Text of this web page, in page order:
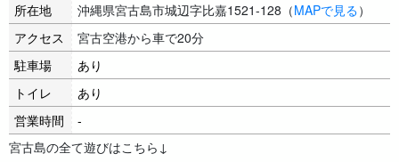
所在地 沖縄県宮古島市城辺字比嘉1521-128（MAPで見る）
アクセス
宮古空港から車で20分
駐車場
あり
トイレ
あり
営業時間
-
宮古島の全て遊びはこちら↓